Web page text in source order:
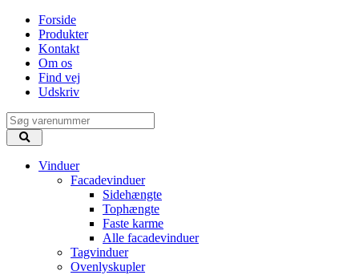
Forside
Produkter
Kontakt
Om os
Find vej
Udskriv
Vinduer
Facadevinduer
Sidehængte
Tophængte
Faste karme
Alle facadevinduer
Tagvinduer
Ovenlyskupler